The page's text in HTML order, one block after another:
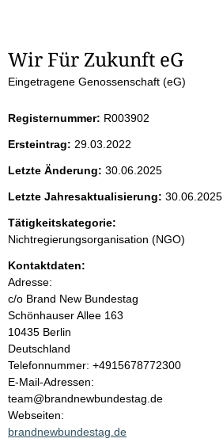
S
e
i
t
e
n
i
n
h
a
l
t
Wir Für Zukunft eG
Eingetragene Genossenschaft (eG)
Registernummer: R003902
Ersteintrag: 29.03.2022
Letzte Änderung: 30.06.2025
Letzte Jahresaktualisierung: 30.06.2025
Tätigkeitskategorie:
Nichtregierungsorganisation (NGO)
Kontaktdaten:
Adresse:
c/o Brand New Bundestag
Schönhauser Allee 163
10435 Berlin
Deutschland
K
o
n
t
a
Telefonnummer: +4915678772300
E-Mail-Adressen:
team@brandnewbundestag.de
Webseiten:
brandnewbundestag.de